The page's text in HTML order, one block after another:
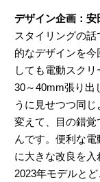
デザイン企画：安
スタイリングの
的なデザインを今
しても電動スク
30～40mm張り出
うに見せつつ同
変えて、目の錯覚
んです。便利な
に大きな改良を入
2023年モデルと